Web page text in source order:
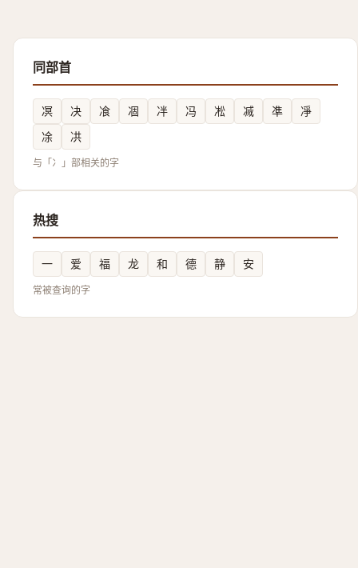
同部首
凕 决 飡 凅 冸 冯 凇 㓕 凖
凈
凃
㓋
与「冫」部相关的字
热搜
一 爱 福 龙 和 德 静 安
常被查询的字